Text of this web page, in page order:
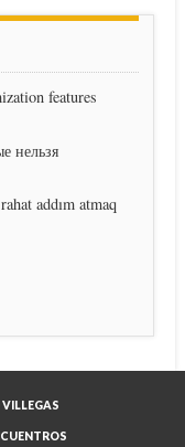
features
нельзя
addım atmaq